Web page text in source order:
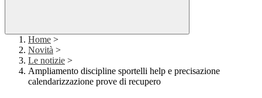
Home >
Novità >
Le notizie >
Ampliamento discipline sportelli help e precisazione
calendarizzazione prove di recupero